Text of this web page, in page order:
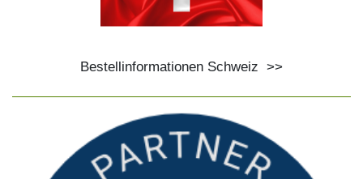
Bestellinformationen Schweiz >>